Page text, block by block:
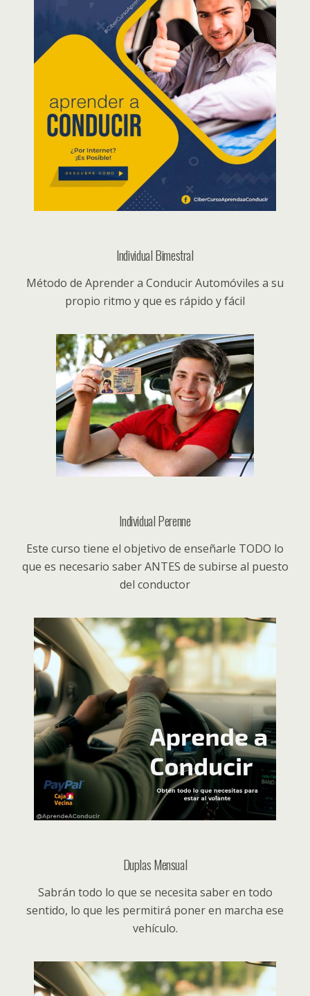
Individual Bimestral
Método de Aprender a Conducir Automóviles a su
propio ritmo y que es rápido y fácil
Individual Perenne
Este curso tiene el objetivo de enseñarle TODO lo
que es necesario saber ANTES de subirse al puesto
del conductor
Duplas Mensual
Sabrán todo lo que se necesita saber en todo
sentido, lo que les permitirá poner en marcha ese
vehículo.